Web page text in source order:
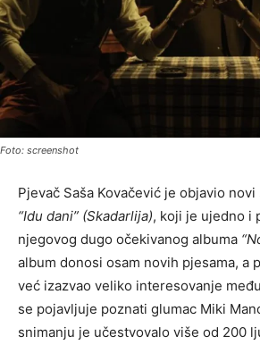
Foto: screenshot
Pjevač Saša Kovačević je objavio
“Idu dani” (Skadarlija), koji je ujedno i
njegovog dugo očekivanog albuma
album donosi osam novih pjesama, a
već izazvao veliko interesovanje
se pojavljuje poznati glumac Miki
snimanju je učestvovalo više od 200